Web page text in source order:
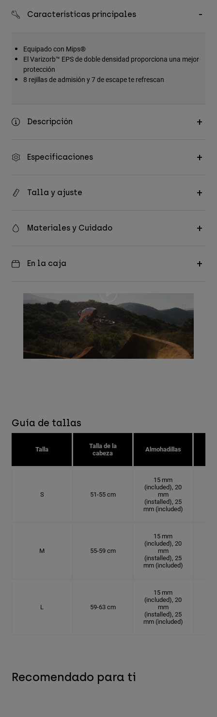
Gorras y Gorros
Ver todo
Características principales
Equipado con Mips®
El Varizorb™ EPS de doble densidad proporciona una mejor
protección
8 rejillas de admisión y 7 de escape te refrescan
Descripción
Especificaciones
Talla y ajuste
Materiales y Cuidado
En la caja
Guía de tallas
Talla
Talla de la
cabeza
Almohadillas
S 51-55 cm
15 mm
(included), 20
mm
(installed), 25
mm (included)
M 55-59 cm
15 mm
(included), 20
mm
(installed), 25
mm (included)
L 59-63 cm
15 mm
(included), 20
mm
(installed), 25
mm (included)
Recomendado para ti